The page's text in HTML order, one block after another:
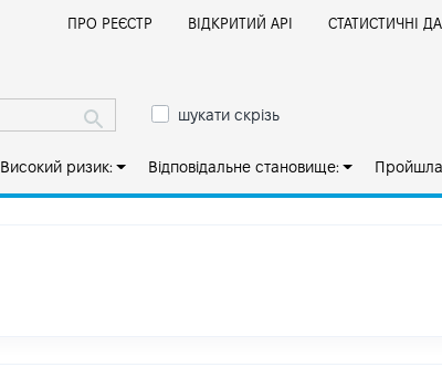
ПРО РЕЄСТР ВІДКРИТИЙ АРІ СТАТИСТИЧНІ
шукати скрізь
Високий ризик: Відповідальне становище: Пройшла